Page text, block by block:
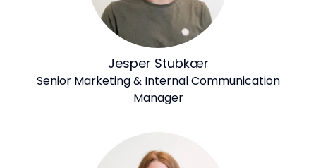
Jesper Stubkær
Senior Marketing & Internal Communication
Manager